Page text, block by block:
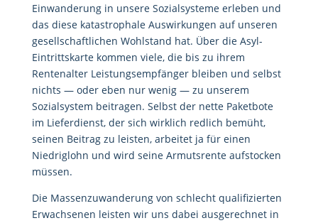
Einwanderung in unsere Sozialsysteme erleben und
das diese katastrophale Auswirkungen auf unseren
gesellschaftlichen Wohlstand hat. Über die Asyl-
Eintrittskarte kommen viele, die bis zu ihrem
Rentenalter Leistungsempfänger bleiben und selbst
nichts — oder eben nur wenig — zu unserem
Sozialsystem beitragen. Selbst der nette Paketbote
im Lieferdienst, der sich wirklich redlich bemüht,
seinen Beitrag zu leisten, arbeitet ja für einen
Niedriglohn und wird seine Armutsrente aufstocken
müssen.
Die Massenzuwanderung von schlecht qualifizierten
Erwachsenen leisten wir uns dabei ausgerechnet in